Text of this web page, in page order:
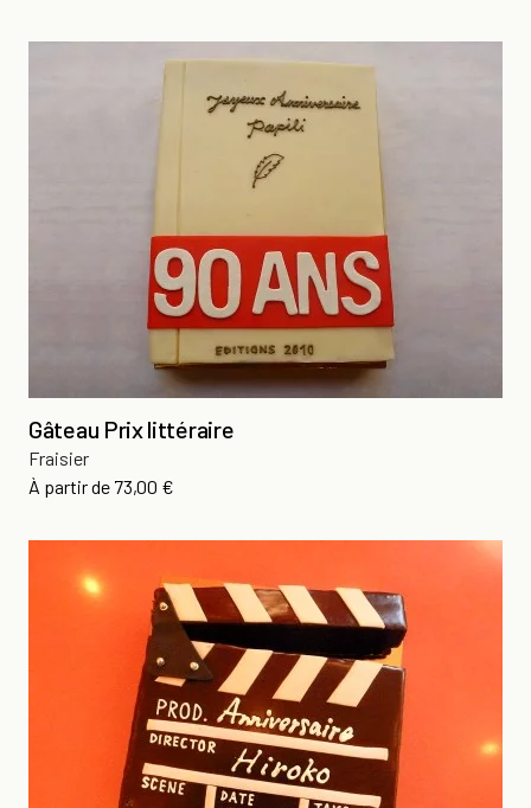
Gâteau Prix littéraire
Fraisier
À partir de Prix
73,00 €